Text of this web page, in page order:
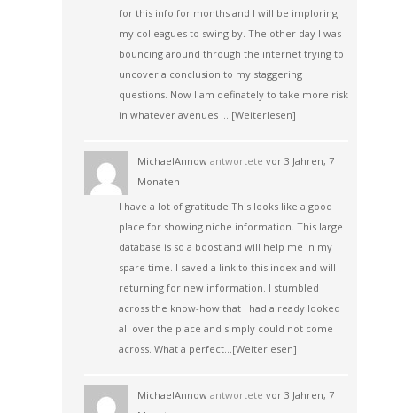
for this info for months and I will be imploring
my colleagues to swing by. The other day I was
bouncing around through the internet trying to
uncover a conclusion to my staggering
questions. Now I am definately to take more risk
in whatever avenues I…[Weiterlesen]
MichaelAnnowantwortete vor 3 Jahren, 7
Monaten
I have a lot of gratitude This looks like a good
place for showing niche information. This large
database is so a boost and will help me in my
spare time. I saved a link to this index and will
returning for new information. I stumbled
across the know-how that I had already looked
all over the place and simply could not come
across. What a perfect…[Weiterlesen]
MichaelAnnowantwortete vor 3 Jahren, 7